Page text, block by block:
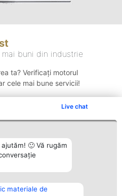
Live chat
🙂 Vă rugăm
materiale de
buni din industrie
ta? Verificați motorul
cele mai bune servicii!
Contact